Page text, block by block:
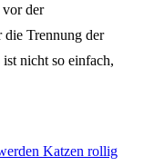
vor der
Trennung der
nicht so einfach,